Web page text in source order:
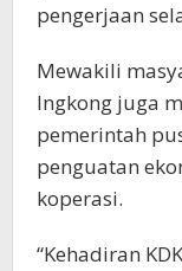
pengerjaan
Mewakili
Ingkong juga
pemerintah
penguatan
koperasi.
“Kehadiran